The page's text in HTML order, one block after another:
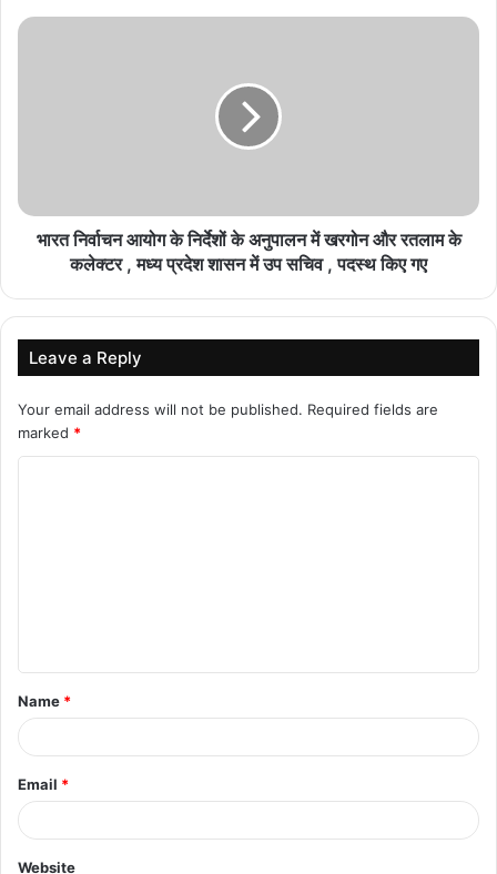
August 8, 2026
August 8, 2026
अश्मिता चालिहा का शानदार प्रदर्शन जारी, कोरिया मास्टर्स के
August 8, 2026
रचाया ब्याह, अर्शदीप सिंह बने खास मेहमान, तस्वीरें वायरल
भारत निर्वाचन आयोग के निर्देशों के अनुपालन में खरगोन और रतलाम के
कलेक्टर , मध्य प्रदेश शासन में उप सचिव , पदस्थ किए गए
Leave a Reply
Your email address will not be published. Required fields are
marked *
t
*
Name *
Email *
Website